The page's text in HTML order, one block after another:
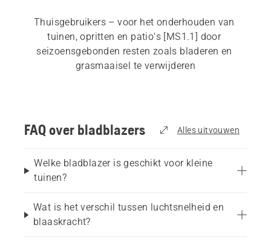
Thuisgebruikers – voor het onderhouden van
tuinen, opritten en patio's [MS1.1] door
seizoensgebonden resten zoals bladeren en
grasmaaisel te verwijderen
commerciële omgevingen waar verwijderen met
hoge capaciteit vereist is
Geluidsgevoelige of stedelijke gebieden – waar
een laag geluidsniveau prioriteit heeft en lokale
beperkt
FAQ over bladblazers Alles uitvouwen
Welke bladblazer is geschikt voor kleine
tuinen?
Wat is het verschil tussen luchtsnelheid en
blaaskracht?